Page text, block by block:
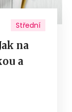
Střední
na
a